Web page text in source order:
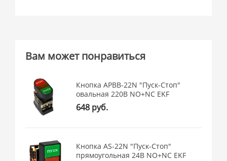
Вам может понравиться
Кнопка APBB-22N "Пуск-Стоп"
овальная 220В NO+NC EKF
648 руб.
Кнопка AS-22N "Пуск-Стоп"
прямоугольная 24В NO+NC EKF